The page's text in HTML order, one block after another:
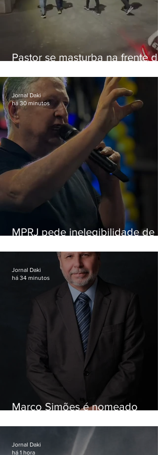
Pastor se masturba na frente de
MPRJ pede inelegibilidade de
Jornal Daki
há 30 minutos
Marco Simões é nomeado
Jornal Daki
há 34 minutos
Jornal Daki
há 1 hora